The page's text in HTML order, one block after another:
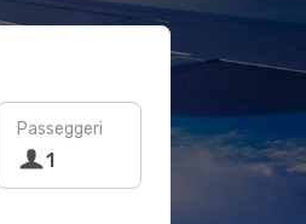
Passeggeri
1